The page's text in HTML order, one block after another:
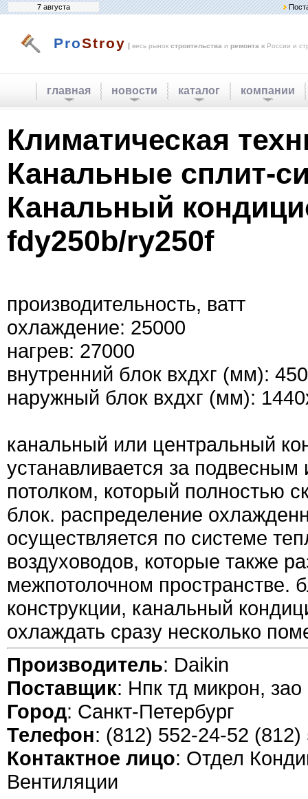
7 августа
ProStroy | весь рынок строительства и ремонта в России и
главная новости каталог компании
Климатическая
Канальные сплит-
Канальный
fdy250b/ry250f
производительность, ватт
охлаждение: 25000
нагрев: 27000
внутренний блок вxдxг (мм):
наружный блок вxдxг (мм):
канальный или центральный
устанавливается за
потолком, который полностью
блок. распределение
осуществляется по системе
воздуховодов, которые также
межпотолочном пространстве.
конструкции, канальный
охлаждать сразу несколько
Производитель: Daikin
Поставщик: Нпк тд микрон, зао
Город: Санкт-Петербург
Телефон: (812) 552-24-52 (812)
Контактное лицо: Отдел
Вентиляции